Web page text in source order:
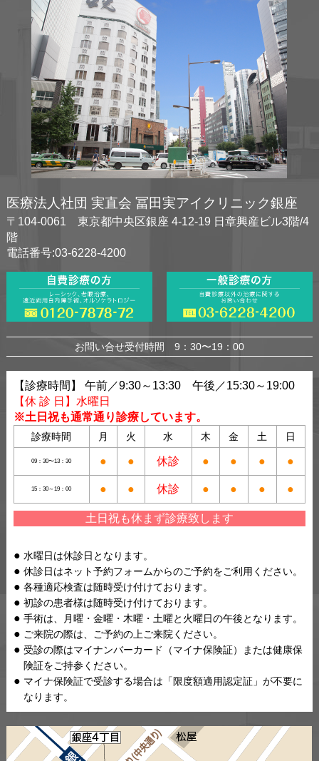
医療法人社団 実直会 冨田実アイクリニック銀座
〒104-0061 東京都中央区銀座 4-12-19 日章興産ビル3階/4
階
電話番号:03-6228-4200
お問い合せ受付時間 9：30〜19：00
【診療時間】 午前／9:30～13:30 午後／15:30～19:00
【休 診 日】水曜日
※土日祝も通常通り診療しています。
診療時間 月 火 水 木 金 土 日
09：30〜13：30 ● ● 休診 ● ● ● ●
15：30～19：00 ● ● 休診 ● ● ● ●
土日祝も休まず診療致します
水曜日は休診日となります。
休診日はネット予約フォームからのご予約をご利用ください。
各種適応検査は随時受け付けております。
初診の患者様は随時受け付けております。
手術は、月曜・金曜・木曜・土曜と火曜日の午後となります。
ご来院の際は、ご予約の上ご来院ください。
受診の際はマイナンバーカード（マイナ保険証）または健康保
険証をご持参ください。
マイナ保険証で受診する場合は「限度額適用認定証」が不要に
なります。